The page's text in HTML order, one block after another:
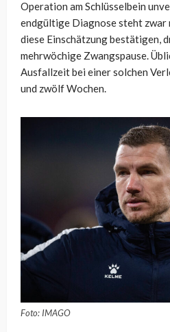
Operation am Schlüsselbein
endgültige Diagnose steht zwar
diese Einschätzung bestätigen,
mehrwöchige Zwangspause.
Ausfallzeit bei einer solchen
und zwölf Wochen.
Foto: IMAGO